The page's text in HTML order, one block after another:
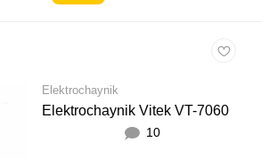
Elektrochaynik
Elektrochaynik Vitek VT-7060
10